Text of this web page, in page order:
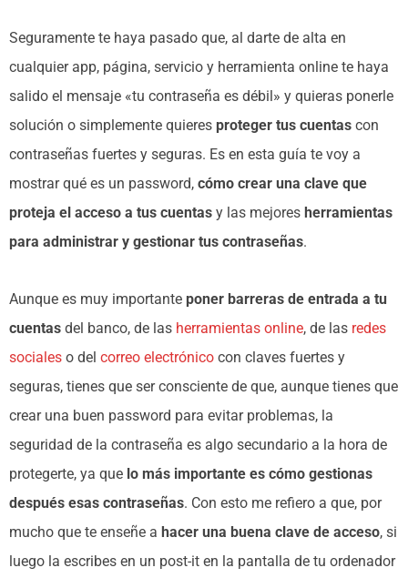
Seguramente te haya pasado que, al darte de alta en
cualquier app, página, servicio y herramienta online te haya
salido el mensaje «tu contraseña es débil» y quieras ponerle
solución o simplemente quieres proteger tus cuentas con
contraseñas fuertes y seguras. Es en esta guía te voy a
mostrar qué es un password, cómo crear una clave que
proteja el acceso a tus cuentas y las mejores herramientas
para administrar y gestionar tus contraseñas.
Aunque es muy importante poner barreras de entrada a tu
cuentas del banco, de las herramientas online, de las redes
sociales o del correo electrónico con claves fuertes y
seguras, tienes que ser consciente de que, aunque tienes que
crear una buen password para evitar problemas, la
seguridad de la contraseña es algo secundario a la hora de
protegerte, ya que lo más importante es cómo gestionas
después esas contraseñas. Con esto me refiero a que, por
mucho que te enseñe a hacer una buena clave de acceso, si
luego la escribes en un post-it en la pantalla de tu ordenador